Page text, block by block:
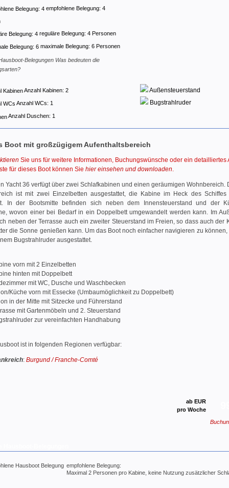
empfohlene Belegung: 4
reguläre Belegung: 4 Personen
maximale Belegung: 6 Personen
Was bedeuten die
Anzahl Kabinen: 2
Anzahl WCs: 1
Anzahl Duschen: 1
Außensteuerstand
Bugstrahlruder
Boot mit großzügigem Aufenthaltsbereich
Sie uns für weitere Informationen, Buchungswünsche oder ein detailliertes
für dieses Boot können Sie hier einsehen und downloaden
Yacht 36 verfügt über zwei Schlafkabinen und einen geräumigen Wohnbereich.
ist mit zwei Einzelbetten ausgestattet, die Kabine im Heck des Schiffes
In der Bootsmitte befinden sich neben dem Innensteuerstand und der
wovon einer bei Bedarf in ein Doppelbett umgewandelt werden kann. Im
neben der Terrasse auch ein zweiter Steuerstand im Freien, so dass auch der
die Sonne genießen kann. Um das Boot noch einfacher navigieren zu
Bugstrahlruder ausgestattet.
vorn mit 2 Einzelbetten
hinten mit Doppelbett
mit WC, Dusche und Waschbecken
Küche vorn mit Essecke (Umbaumöglichkeit zu Doppelbett)
in der Mitte mit Sitzecke und Führerstand
mit Gartenmöbeln und 2. Steuerstand
zur vereinfachten Handhabung
ist in folgenden Regionen verfügbar:
: Burgund / Franche-Comté
ab EUR
pro Woche
empfohlene Belegung:
Maximal 2 Personen pro Kabine, keine Nutzung zusätzlicher